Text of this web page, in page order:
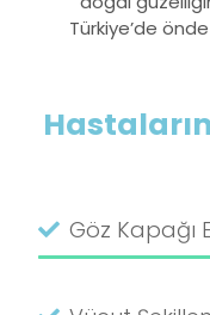
Türkiye’de
Göz Kapağı